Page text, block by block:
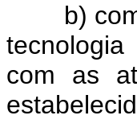
b)
com as